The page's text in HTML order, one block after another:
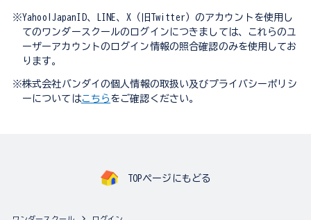
※Yahoo!JapanID、LINE、X（旧Twitter）のアカウントを使用し
てのワンダースクールのログインにつきましては、これらのユ
ーザーアカウントのログイン情報の照合確認のみを使用してお
ります。
※株式会社バンダイの個人情報の取扱い及びプライバシーポリシ
ーについてはこちら をご確認ください。
TOPページにもどる